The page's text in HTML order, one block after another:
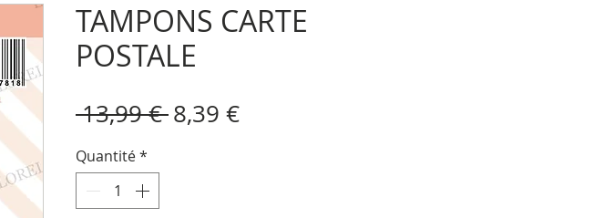
TAMPONS CARTE
POSTALE
13,99 € Prix
8,39 €Prix
Quantité*